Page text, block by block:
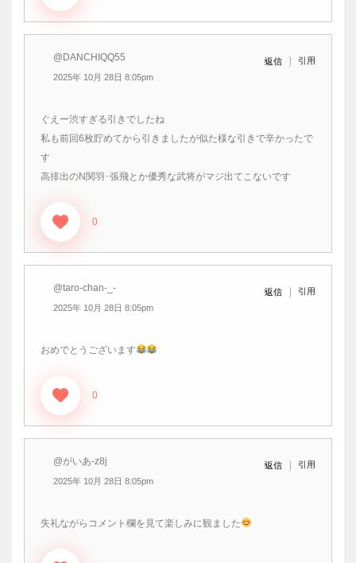
@DANCHIQQ55
2025年 10月 28日 8:05pm
返信 引用
ぐえー渋すぎる引きでしたね
私も前回6枚貯めてから引きましたが似た様な引きで辛かったで
す
高排出のN関羽･張飛とか優秀な武将がマジ出てこないです
0
@taro-chan-_-
2025年 10月 28日 8:05pm
返信 引用
おめでとうございます
0
@がいあ-z8j
2025年 10月 28日 8:05pm
返信 引用
失礼ながらコメント欄を見て楽しみに観ました